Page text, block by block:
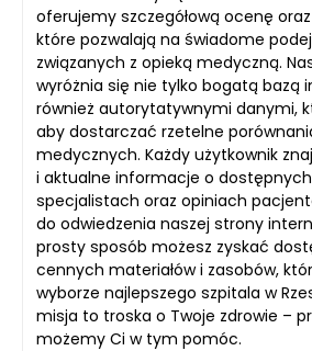
oferujemy szczegółową ocenę
które pozwalają na świadome
związanych z opieką medyczną.
wyróżnia się nie tylko bogatą bazą
również autorytatywnymi danymi,
aby dostarczać rzetelne
medycznych. Każdy użytkownik
i aktualne informacje o dostępnych
specjalistach oraz opiniach
do odwiedzenia naszej strony
prosty sposób możesz zyskać
cennych materiałów i zasobów,
wyborze najlepszego szpitala w
misja to troska o Twoje zdrowie –
możemy Ci w tym pomóc.